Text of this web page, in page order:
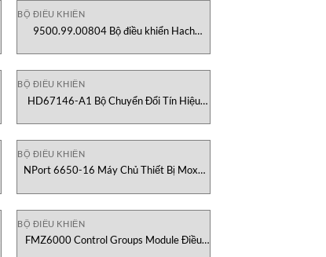
BỘ ĐIỀU KHIỂN
9500.99.00804 Bộ điều khiển Hach
BỘ ĐIỀU KHIỂN
HD67146-A1 Bộ Chuyển Đổi Tín Hiệu
BỘ ĐIỀU KHIỂN
NPort 6650-16 Máy Chủ Thiết Bị Moxa
BỘ ĐIỀU KHIỂN
FMZ6000 Control Groups Module Điều